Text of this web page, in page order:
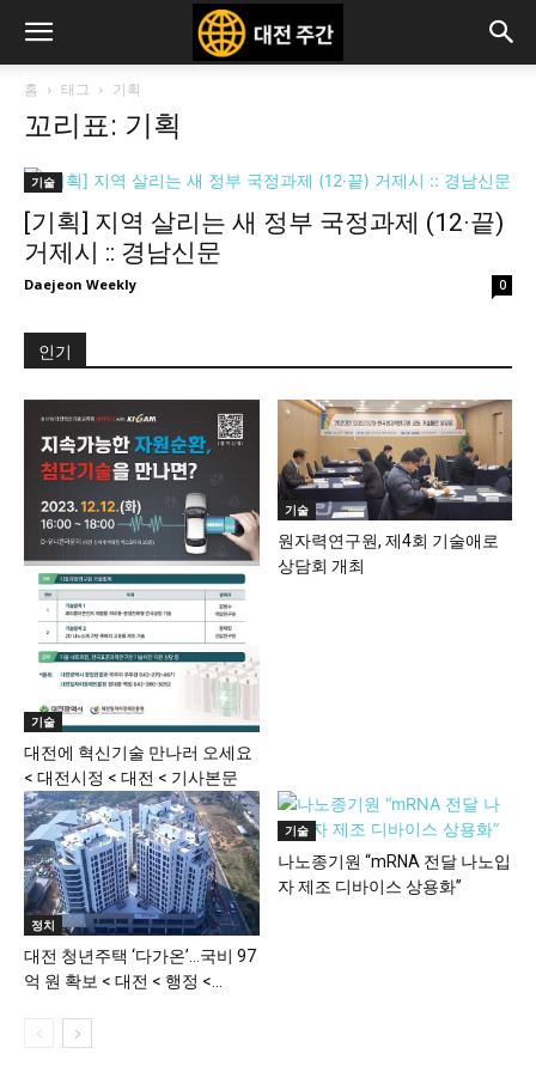
홈 태그 기획
꼬리표: 기획
기술
[기획] 지역 살리는 새 정부 국정과제 (12·끝)
거제시 :: 경남신문
Daejeon Weekly 0
인기
기술
대전에 혁신기술 만나러 오세요
< 대전시정 < 대전 < 기사본문
기술
원자력연구원, 제4회 기술애로
상담회 개최
정치
대전 청년주택 ‘다가온’…국비 97
억 원 확보 < 대전 < 행정 <...
기술
나노종기원 “mRNA 전달 나노입
자 제조 디바이스 상용화”